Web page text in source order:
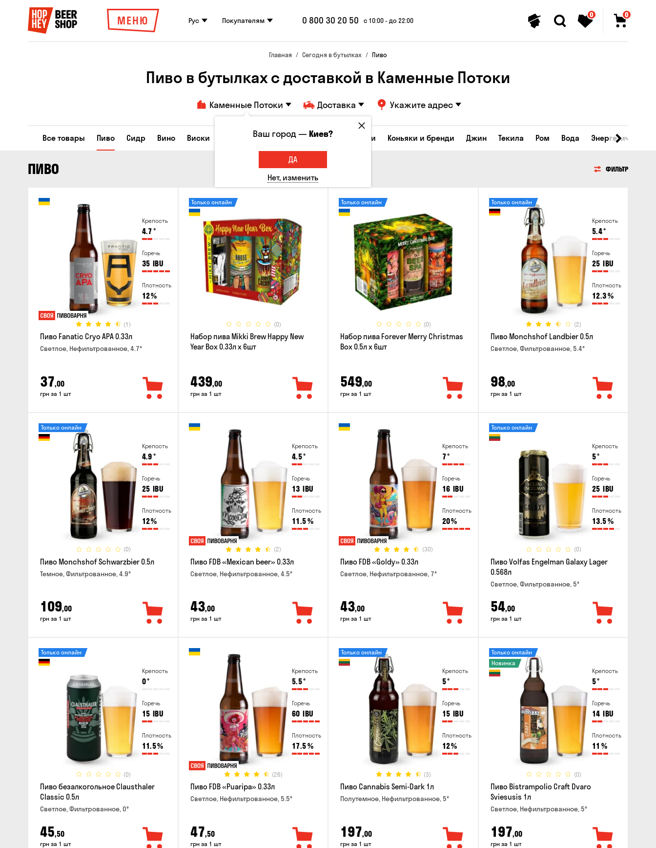
МЕНЮ Рус Покупателям 0 800 30 20 50 с 10:00 - до 22:00
0 0
Главная Сегодня в бутылках Пиво
Пиво в бутылках с доставкой в Каменные Потоки
Каменные Потоки Доставка Укажите адрес
Все товары Пиво Сидр Вино Виски Коктейли Соджу Ликеры и настойки Коньяки и бренди Джин Текила Ром Вода Энергетические
ПИВО ФИЛЬТР
Крепость
4.7°
Горечь
35 IBU
Плотность
12%
(1)
Пиво Fanatic Cryo APA 0.33л
Светлое, Нефильтрованное, 4.7°
37,00
грн за 1 шт
(0)
Только онлайн
Набор пива Mikki Brew Happy New
Year Box 0.33л x 6шт
439,00
грн за 1 шт
(0)
Только онлайн
Набор пива Forever Merry Christmas
Box 0.5л x 6шт
549,00
грн за 1 шт
Крепость
5.4°
Горечь
25 IBU
Плотность
12.3%
(2)
Только онлайн
Пиво Monchshof Landbier 0.5л
Светлое, Фильтрованное, 5.4°
98,00
грн за 1 шт
Крепость
4.9°
Горечь
25 IBU
Плотность
12%
(0)
Только онлайн
Пиво Monchshof Schwarzbier 0.5л
Темное, Фильтрованное, 4.9°
109,00
грн за 1 шт
Крепость
4.5°
Горечь
13 IBU
Плотность
11.5%
(2)
Пиво FDB «Mexican beer» 0.33л
Светлое, Нефильтрованное, 4.5°
43,00
грн за 1 шт
Крепость
7°
Горечь
16 IBU
Плотность
20%
(30)
Пиво FDB «Goldy» 0.33л
Светлое, Нефильтрованное, 7°
43,00
грн за 1 шт
Крепость
5°
Горечь
25 IBU
Плотность
13.5%
(0)
Только онлайн
Пиво Volfas Engelman Galaxy Lager
0.568л
Светлое, Фильтрованное, 5°
54,00
грн за 1 шт
Крепость
0°
Горечь
15 IBU
Плотность
11.5%
(0)
Только онлайн
Пиво безалкогольное Clausthaler
Classic 0.5л
Светлое, Фильтрованное, 0°
45,50
грн за 1 шт
Крепость
5.5°
Горечь
60 IBU
Плотность
17.5%
(26)
Пиво FDB «Puaripa» 0.33л
Светлое, Нефильтрованное, 5.5°
47,50
грн за 1 шт
Крепость
5°
Горечь
15 IBU
Плотность
12%
(3)
Только онлайн
Пиво Cannabis Semi-Dark 1л
Полутемное, Нефильтрованное, 5°
197,00
грн за 1 шт
Крепость
5°
Горечь
14 IBU
Плотность
11 %
(0)
Только онлайн
Новинка
Пиво Bistrampolio Craft Dvaro
Sviesusis 1л
Светлое, Нефильтрованное, 5°
197,00
грн за 1 шт
Ваш город —Киев?
ДА
Нет, изменить